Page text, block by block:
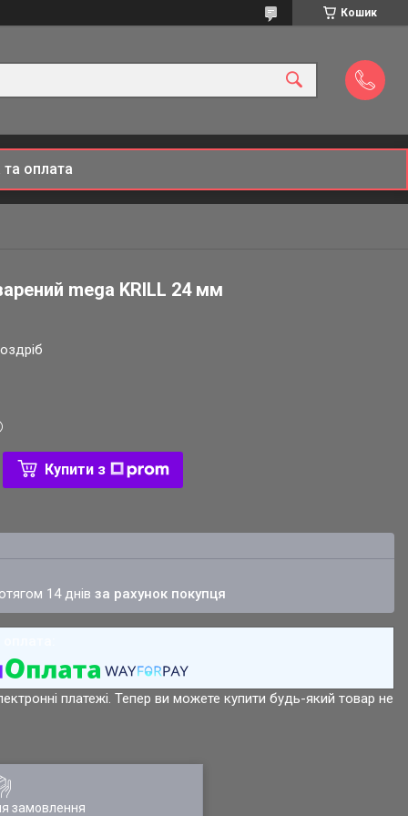
Кошик
оплата
mega KRILL 24 мм
Купити з
14 днівза рахунок покупця
платежі. Тепер ви можете купити будь-який товар не
замовлення